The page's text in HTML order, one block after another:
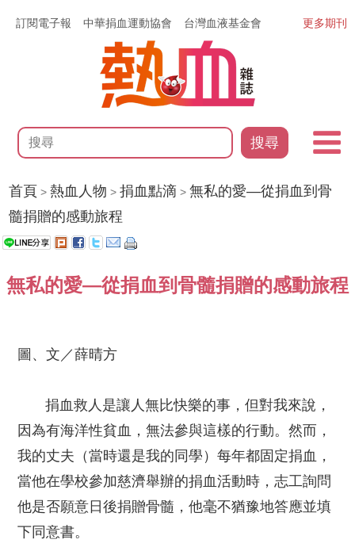
訂閱電子報 中華捐血運動協會 台灣血液基金會
搜尋
更多期刊
首頁 >熱血人物 >捐血點滴 >無私的愛—從捐血到骨
髓捐贈的感動旅程
無私的愛—從捐血到骨髓捐贈的感動旅程
圖、文／薛晴方
捐血救人是讓人無比快樂的事，但對我來說，
因為有海洋性貧血，無法參與這樣的行動。然而，
我的丈夫（當時還是我的同學）每年都固定捐血，
當他在學校參加慈濟舉辦的捐血活動時，志工詢問
他是否願意日後捐贈骨髓，他毫不猶豫地答應並填
下同意書。